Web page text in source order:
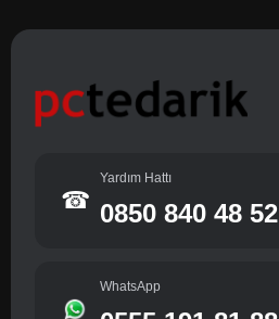
☎
Yardım Hattı
0850 840 48 52
WhatsApp